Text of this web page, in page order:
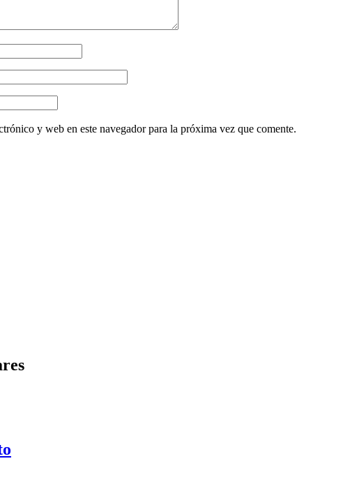
y web en este navegador para la próxima vez que comente.